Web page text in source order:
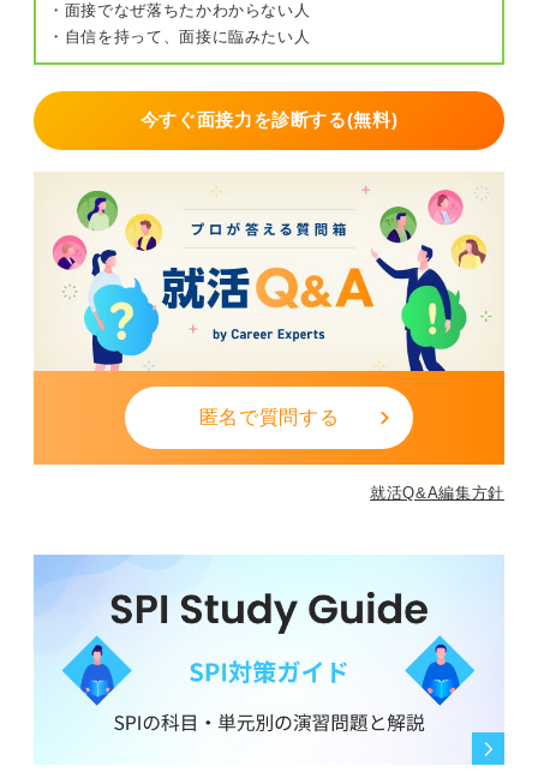
・面接でなぜ落ちたかわからない人
・自信を持って、面接に臨みたい人
今すぐ面接力を診断する(無料)
匿名で質問する
就活Q&A編集方針